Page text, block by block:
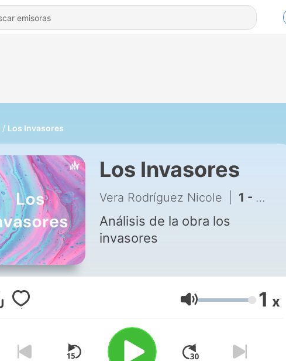
Los Invasores
Los Invasores
Vera Rodríguez Nicole 1 - Podcast los invasores
Análisis de la obra los
invasores
Volumen 1 x